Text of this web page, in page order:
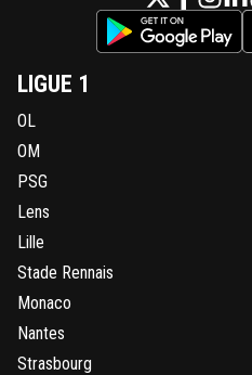
LIGUE 1
OL
OM
PSG
Lens
Lille
Stade Rennais
Monaco
Nantes
Strasbourg